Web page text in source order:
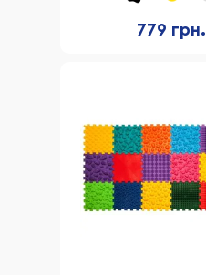
779 грн.